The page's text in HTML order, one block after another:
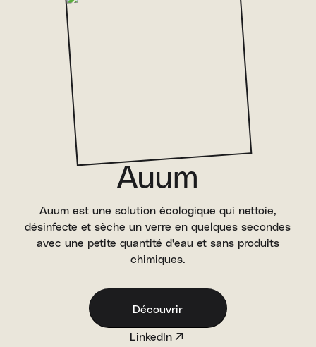
Auum
Auum est une solution écologique qui nettoie,
désinfecte et sèche un verre en quelques secondes
avec une petite quantité d'eau et sans produits
chimiques.
Découvrir
LinkedIn